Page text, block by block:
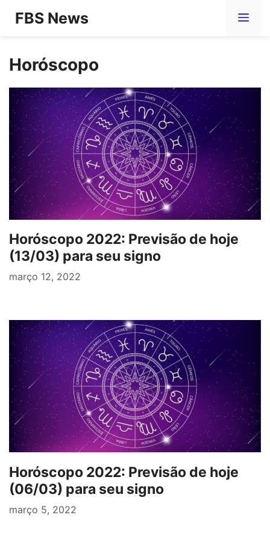
Pular
conteúdo
FBS News
Horóscopo
Horóscopo 2022: Previsão de hoje
(13/03) para seu signo
março 12, 2022
Horóscopo 2022: Previsão de hoje
(06/03) para seu signo
março 5, 2022